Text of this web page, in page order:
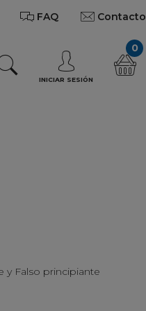
FAQ Contacto
INICIAR SESIÓN
0
y Falso principiante